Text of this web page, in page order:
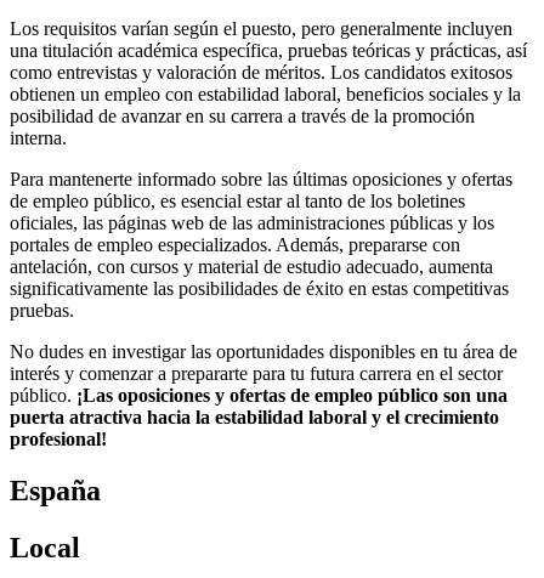
Los requisitos varían según el puesto, pero generalmente incluyen
una titulación académica específica, pruebas teóricas y prácticas, así
como entrevistas y valoración de méritos. Los candidatos exitosos
obtienen un empleo con estabilidad laboral, beneficios sociales y la
posibilidad de avanzar en su carrera a través de la promoción
interna.
Para mantenerte informado sobre las últimas oposiciones y ofertas
de empleo público, es esencial estar al tanto de los boletines
oficiales, las páginas web de las administraciones públicas y los
portales de empleo especializados. Además, prepararse con
antelación, con cursos y material de estudio adecuado, aumenta
significativamente las posibilidades de éxito en estas competitivas
pruebas.
No dudes en investigar las oportunidades disponibles en tu área de
interés y comenzar a prepararte para tu futura carrera en el sector
público. ¡Las oposiciones y ofertas de empleo público son una
puerta atractiva hacia la estabilidad laboral y el crecimiento
profesional!
España
Local